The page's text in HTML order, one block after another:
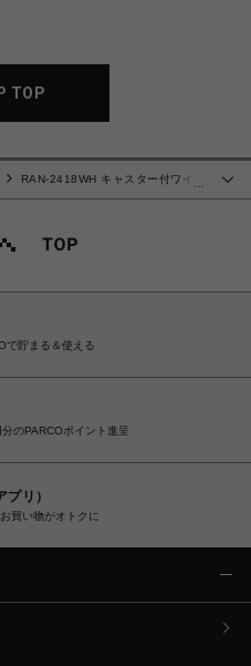
TOP
…
RAN-2418WH キャスター付ワイド
で貯まる＆使える
のPARCOポイント進呈
リ）
買い物がオトクに